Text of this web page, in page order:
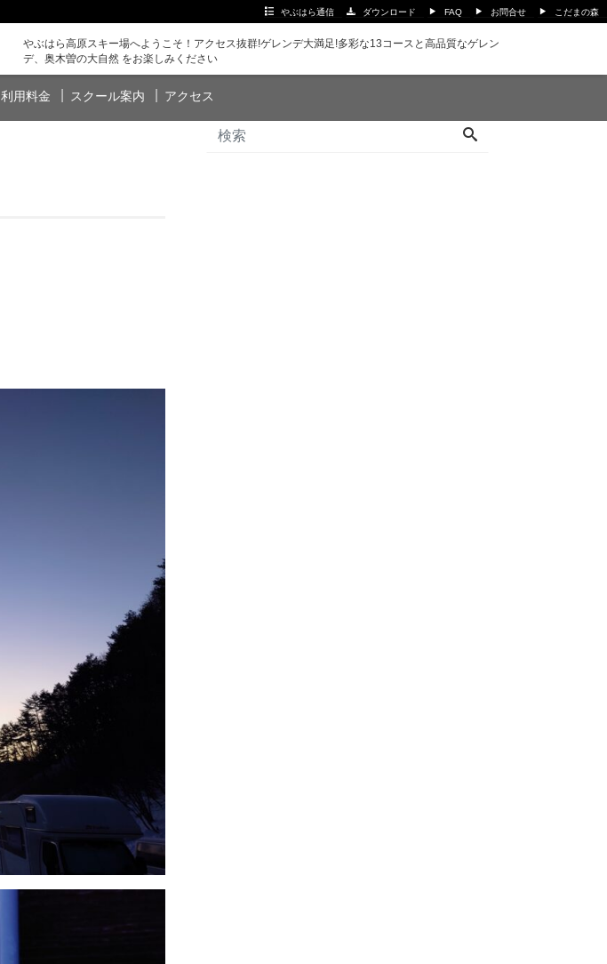
やぶはら通信 ダウンロード FAQ お問合せ こだまの森
やぶはら高原スキー場へようこそ！アクセス抜群!ゲレンデ大満足!多彩な13コースと高品質なゲレン
デ、奥木曽の大自然 をお楽しみください
利用料金 スクール案内 アクセス